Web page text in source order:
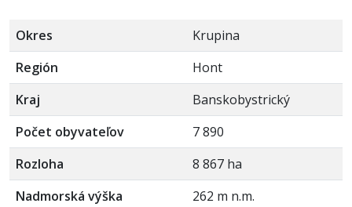
Okres
Krupina
Región
Hont
Kraj
Banskobystrický
Počet obyvateľov
7 890
Rozloha
8 867 ha
Nadmorská výška
262 m n.m.